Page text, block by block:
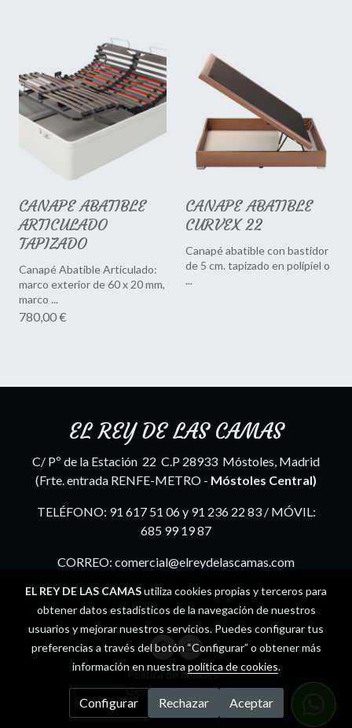
CANAPE ABATIBLE
ARTICULADO
TAPIZADO
Canapé Abatible Articulado:
marco exterior de 60 x 20 mm,
marco ...
780,00 €
CANAPE ABATIBLE
CURVEX 22
Canapé abatible con bastidor
de 5 cm. tapizado en polipiel o
...
EL REY DE LAS CAMAS
C/ Pº de la Estación 22 C.P 28933 Móstoles, Madrid
(Frte. entrada RENFE-METRO - Móstoles Central)
TELÉFONO: 91 617 51 06 y 91 236 22 83 / MÓVIL:
685 99 19 87
CORREO: comercial@elreydelascamas.com
Política de cookies
Gestión de cookies
EL REY DE LAS CAMASutiliza cookies propias y terceros para
obtener datos estadísticos de la navegación de nuestros
usuarios y mejorar nuestros servicios. Puedes configurar tus
preferencias a través del botón “Configurar” o obtener más
información en nuestra política de cookies.
Configurar Rechazar Aceptar